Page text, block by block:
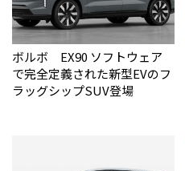
ボルボ EX90 ソフトウェア
で完全定義された新型EVのフ
ラッグシップSUV登場